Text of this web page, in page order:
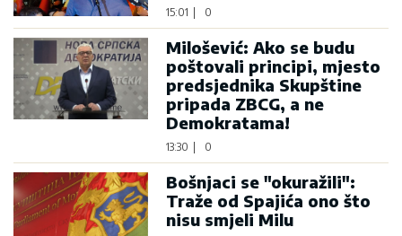
15:01 0
Milošević: Ako se budu
poštovali principi, mjesto
predsjednika Skupštine
pripada ZBCG, a ne
Demokratama!
13:30 0
Bošnjaci se "okuražili":
Traže od Spajića ono što
nisu smjeli Milu